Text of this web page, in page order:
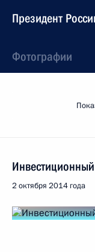
Президент
Фотографии
2 октября 2014 года